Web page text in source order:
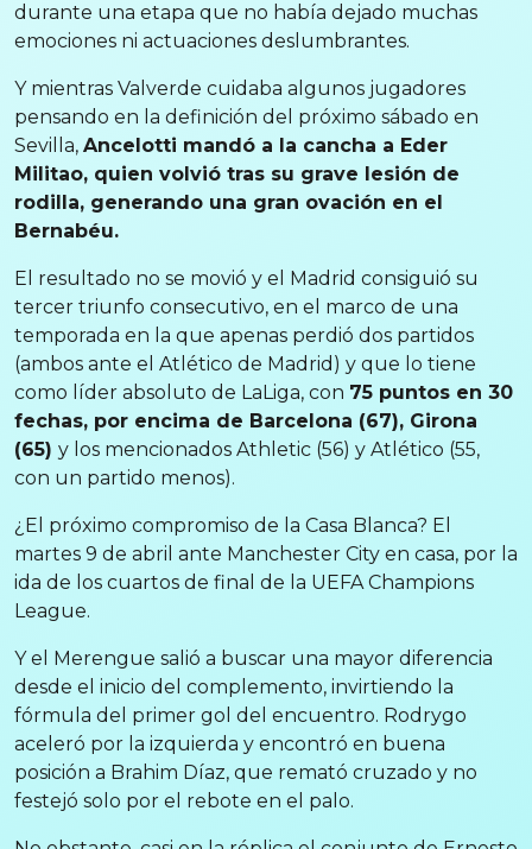
durante una etapa que no había dejado muchas
emociones ni actuaciones deslumbrantes.
Y mientras Valverde cuidaba algunos jugadores
pensando en la definición del próximo sábado en
Sevilla, Ancelotti mandó a la cancha a Eder
Militao, quien volvió tras su grave lesión de
rodilla, generando una gran ovación en el
Bernabéu.
El resultado no se movió y el Madrid consiguió su
tercer triunfo consecutivo, en el marco de una
temporada en la que apenas perdió dos partidos
(ambos ante el Atlético de Madrid) y que lo tiene
como líder absoluto de LaLiga, con 75 puntos en 30
fechas, por encima de Barcelona (67), Girona
(65) y los mencionados Athletic (56) y Atlético (55,
con un partido menos).
¿El próximo compromiso de la Casa Blanca? El
martes 9 de abril ante Manchester City en casa, por la
ida de los cuartos de final de la UEFA Champions
League.
Y el Merengue salió a buscar una mayor diferencia
desde el inicio del complemento, invirtiendo la
fórmula del primer gol del encuentro. Rodrygo
aceleró por la izquierda y encontró en buena
posición a Brahim Díaz, que remató cruzado y no
festejó solo por el rebote en el palo.